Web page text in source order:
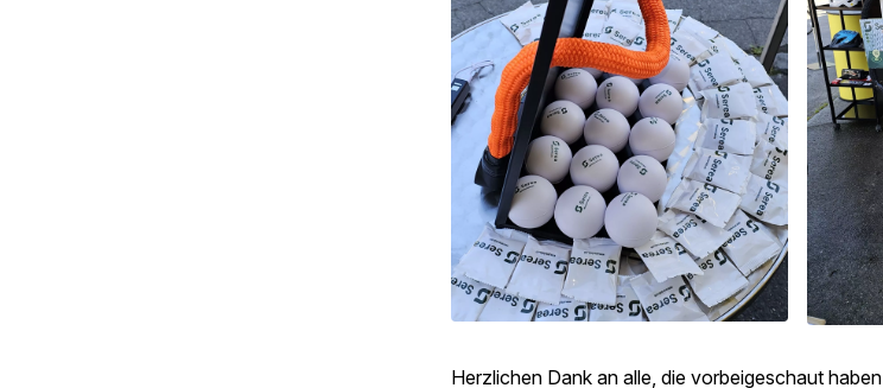
Herzlichen Dank an alle, die vorbeigeschaut haben